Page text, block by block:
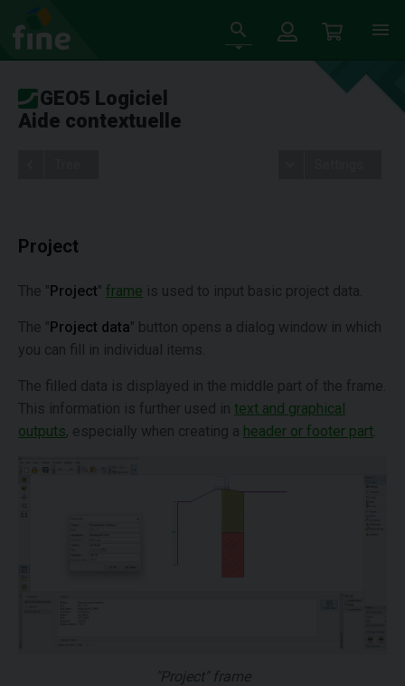
GEO5 Logiciel
Aide contextuelle
Project
The "Project" frame is used to input basic project data.
The "Project data" button opens a dialog window in which
you can fill in individual items.
The filled data is displayed in the middle part of the frame.
This information is further used in text and graphical
outputs, especially when creating a header or footer part
"Project" frame